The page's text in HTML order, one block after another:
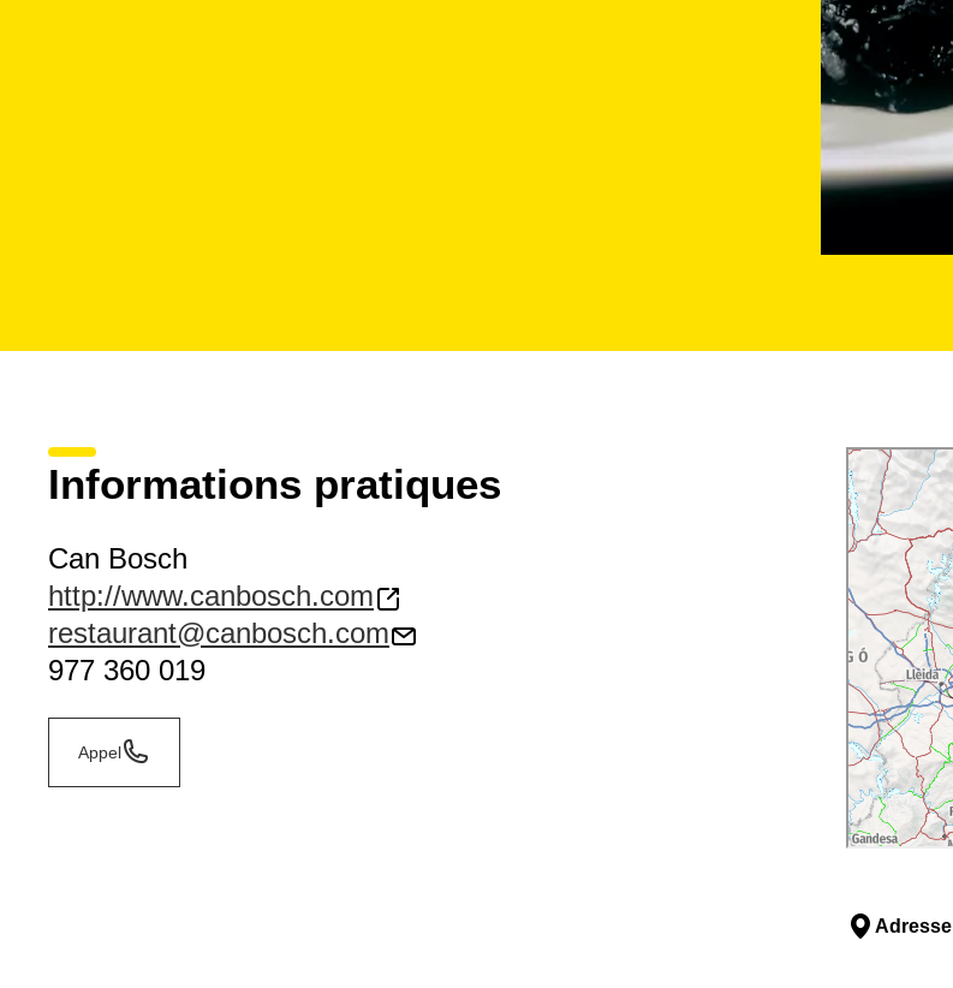
Informations pratiques
Can Bosch
http://www.canbosch.com
restaurant@canbosch.com
977 360 019
Appel
Adresse